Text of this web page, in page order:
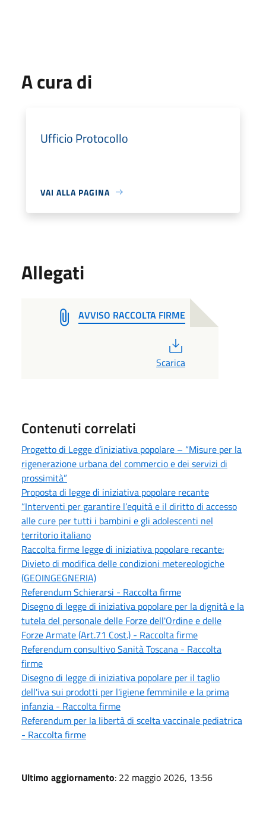
A cura di
Ufficio Protocollo
VAI ALLA PAGINA
Allegati
AVVISO RACCOLTA FIRME
Scarica
Contenuti correlati
Progetto di Legge d’iniziativa popolare – “Misure per la
rigenerazione urbana del commercio e dei servizi di
prossimità”
Proposta di legge di iniziativa popolare recante
“Interventi per garantire l’equità e il diritto di accesso
alle cure per tutti i bambini e gli adolescenti nel
territorio italiano
Raccolta firme legge di iniziativa popolare recante:
Divieto di modifica delle condizioni metereologiche
(GEOINGEGNERIA)
Referendum Schierarsi - Raccolta firme
Disegno di legge di iniziativa popolare per la dignità e la
tutela del personale delle Forze dell'Ordine e delle
Forze Armate (Art.71 Cost.) - Raccolta firme
Referendum consultivo Sanità Toscana - Raccolta
firme
Disegno di legge di iniziativa popolare per il taglio
dell'iva sui prodotti per l'igiene femminile e la prima
infanzia - Raccolta firme
Referendum per la libertà di scelta vaccinale pediatrica
- Raccolta firme
Ultimo aggiornamento: 22 maggio 2026, 13:56